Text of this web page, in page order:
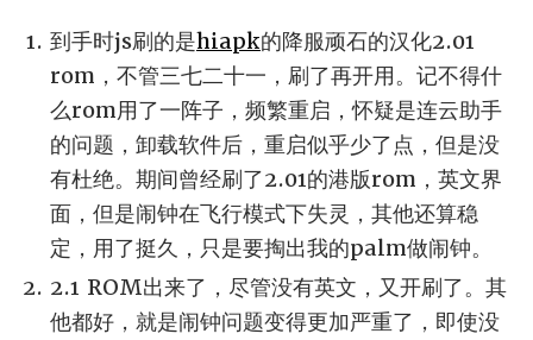
到手时js刷的是hiapk的降服顽石的汉化2.01
rom，不管三七二十一，刷了再开用。记不得什
么rom用了一阵子，频繁重启，怀疑是连云助手
的问题，卸载软件后，重启似乎少了点，但是没
有杜绝。期间曾经刷了2.01的港版rom，英文界
面，但是闹钟在飞行模式下失灵，其他还算稳
定，用了挺久，只是要掏出我的palm做闹钟。
2.1 ROM出来了，尽管没有英文，又开刷了。其
他都好，就是闹钟问题变得更加严重了，即使没